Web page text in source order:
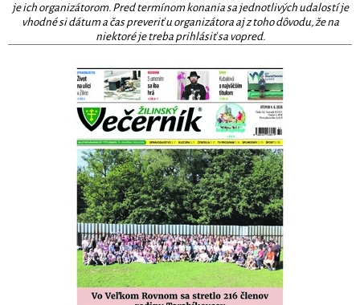
je ich organizátorom. Pred termínom konania sa jednotlivých udalostí je
vhodné si dátum a čas preveriť u organizátora aj z toho dôvodu, že na
niektoré je treba prihlásiť sa vopred.